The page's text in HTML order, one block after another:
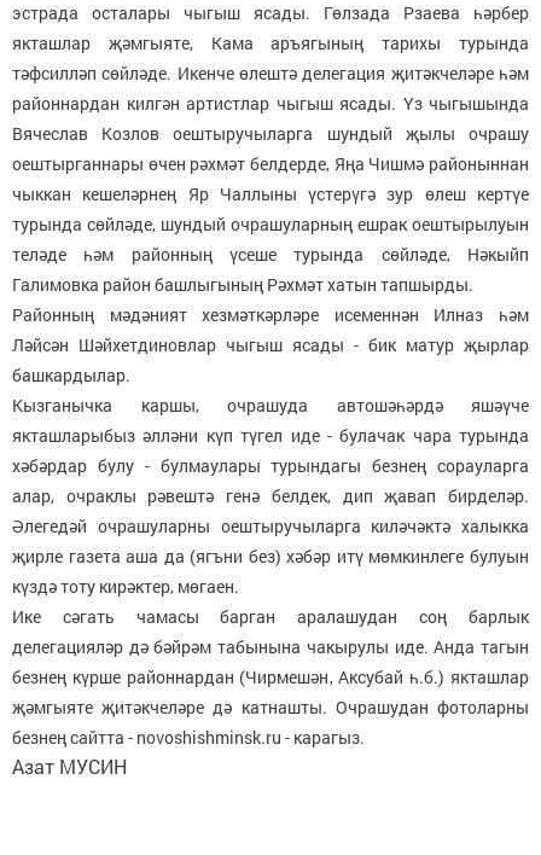
эстрада осталары чыгыш ясады. Гөлзада Рзаева һәрбер
якташлар җәмгыяте, Кама аръягының тарихы турында
тәфсилләп сөйләде. Икенче өлештә делегация җитәкчеләре һәм
районнардан килгән артистлар чыгыш ясады. Үз чыгышында
Вячеслав Козлов оештыручыларга шундый җылы очрашу
оештырганнары өчен рәхмәт белдерде, Яңа Чишмә районыннан
чыккан кешеләрнең Яр Чаллыны үстерүгә зур өлеш кертүе
турында сөйләде, шундый очрашуларның ешрак оештырылуын
теләде һәм районның үсеше турында сөйләде, Нәкыйп
Галимовка район башлыгының Рәхмәт хатын тапшырды.
Районның мәдәният хезмәткәрләре исеменнән Илназ һәм
Ләйсән Шәйхетдиновлар чыгыш ясады - бик матур җырлар
башкардылар.
Кызганычка каршы, очрашуда автошәһәрдә яшәүче
якташларыбыз әлләни күп түгел иде - булачак чара турында
хәбәрдар булу - булмаулары турындагы безнең сорауларга
алар, очраклы рәвештә генә белдек, дип җавап бирделәр.
Әлегедәй очрашуларны оештыручыларга киләчәктә халыкка
җирле газета аша да (ягъни без) хәбәр итү мөмкинлеге булуын
күздә тоту кирәктер, мөгаен.
Ике сәгать чамасы барган аралашудан соң барлык
делегацияләр дә бәйрәм табынына чакырулы иде. Анда тагын
безнең күрше районнардан (Чирмешән, Аксубай һ.б.) якташлар
җәмгыяте җитәкчеләре дә катнашты. Очрашудан фотоларны
безнең сайтта - novoshishminsk.ru - карагыз.
Азат МУСИН